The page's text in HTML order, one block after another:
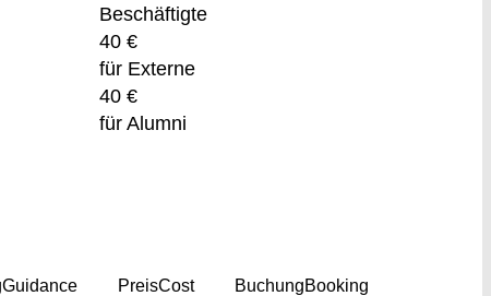
Beschäftigte
40 €
für Externe
40 €
für Alumni
Guidance PreisCost BuchungBooking